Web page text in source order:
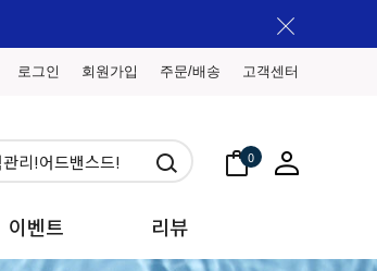
로그인 회원가입 주문/배송 고객센터
0
이벤트 리뷰